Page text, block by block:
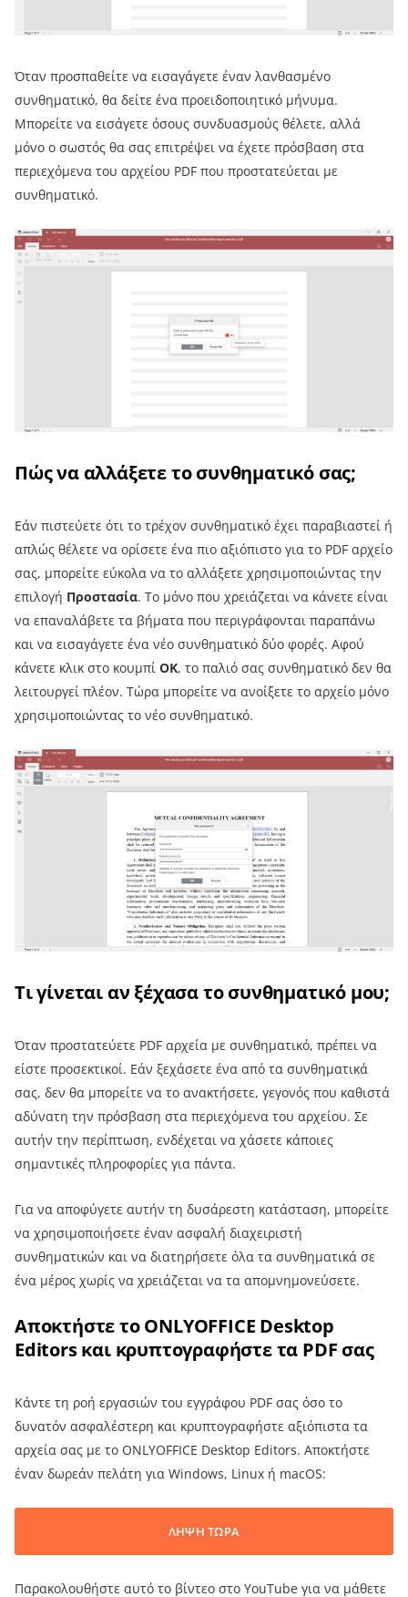
Όταν προσπαθείτε να εισαγάγετε έναν λανθασμένο
συνθηματικό, θα δείτε ένα προειδοποιητικό μήνυμα.
Μπορείτε να εισάγετε όσους συνδυασμούς θέλετε, αλλά
μόνο ο σωστός θα σας επιτρέψει να έχετε πρόσβαση στα
περιεχόμενα του αρχείου PDF που προστατεύεται με
συνθηματικό.
Πώς να αλλάξετε το συνθηματικό σας;
Εάν πιστεύετε ότι το τρέχον συνθηματικό έχει παραβιαστεί ή
απλώς θέλετε να ορίσετε ένα πιο αξιόπιστο για το PDF αρχείο
σας, μπορείτε εύκολα να το αλλάξετε χρησιμοποιώντας την
επιλογή Προστασία. Το μόνο που χρειάζεται να κάνετε είναι
να επαναλάβετε τα βήματα που περιγράφονται παραπάνω
και να εισαγάγετε ένα νέο συνθηματικό δύο φορές. Αφού
κάνετε κλικ στο κουμπί OK, το παλιό σας συνθηματικό δεν θα
λειτουργεί πλέον. Τώρα μπορείτε να ανοίξετε το αρχείο μόνο
χρησιμοποιώντας το νέο συνθηματικό.
Τι γίνεται αν ξέχασα το συνθηματικό μου;
Όταν προστατεύετε PDF αρχεία με συνθηματικό, πρέπει να
είστε προσεκτικοί. Εάν ξεχάσετε ένα από τα συνθηματικά
σας, δεν θα μπορείτε να το ανακτήσετε, γεγονός που καθιστά
αδύνατη την πρόσβαση στα περιεχόμενα του αρχείου. Σε
αυτήν την περίπτωση, ενδέχεται να χάσετε κάποιες
σημαντικές πληροφορίες για πάντα.
Για να αποφύγετε αυτήν τη δυσάρεστη κατάσταση, μπορείτε
να χρησιμοποιήσετε έναν ασφαλή διαχειριστή
συνθηματικών και να διατηρήσετε όλα τα συνθηματικά σε
ένα μέρος χωρίς να χρειάζεται να τα απομνημονεύσετε.
Αποκτήστε το ONLYOFFICE Desktop
Editors και κρυπτογραφήστε τα PDF σας
Κάντε τη ροή εργασιών του εγγράφου PDF σας όσο το
δυνατόν ασφαλέστερη και κρυπτογραφήστε αξιόπιστα τα
αρχεία σας με το ONLYOFFICE Desktop Editors. Αποκτήστε
έναν δωρεάν πελάτη για Windows, Linux ή macOS:
ΛΗΨΗ ΤΩΡΑ
Παρακολουθήστε αυτό το βίντεο στο YouTube για να μάθετε